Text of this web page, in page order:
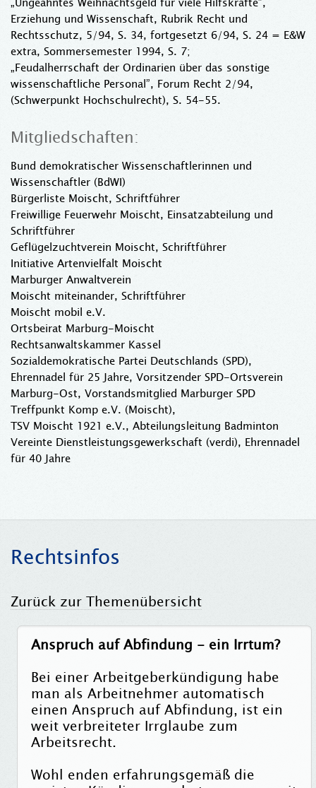
Erziehung und Wissenschaft, Rubrik Recht und
Rechtsschutz, 5/94, S. 34, fortgesetzt 6/94, S. 24 = E&W
extra, Sommersemester 1994, S. 7;
„Feudalherrschaft der Ordinarien über das sonstige
wissenschaftliche Personal”, Forum Recht 2/94,
(Schwerpunkt Hochschulrecht), S. 54-55.
Mitgliedschaften:
Bund demokratischer Wissenschaftlerinnen und
Wissenschaftler (BdWI)
Bürgerliste Moischt, Schriftführer
Freiwillige Feuerwehr Moischt, Einsatzabteilung und
Schriftführer
Geflügelzuchtverein Moischt, Schriftführer
Initiative Artenvielfalt Moischt
Marburger Anwaltverein
Moischt miteinander, Schriftführer
Moischt mobil e.V.
Ortsbeirat Marburg-Moischt
Rechtsanwaltskammer Kassel
Sozialdemokratische Partei Deutschlands (SPD),
Ehrennadel für 25 Jahre, Vorsitzender SPD-Ortsverein
Marburg-Ost, Vorstandsmitglied Marburger SPD
Treffpunkt Komp e.V. (Moischt),
TSV Moischt 1921 e.V., Abteilungsleitung Badminton
Vereinte Dienstleistungsgewerkschaft (verdi), Ehrennadel
für 40 Jahre
Rechtsinfos
Zurück zur Themenübersicht
Anspruch auf Abfindung - ein Irrtum?
Bei einer Arbeitgeberkündigung habe
man als Arbeitnehmer automatisch
einen Anspruch auf Abfindung, ist ein
weit verbreiteter Irrglaube zum
Arbeitsrecht.
Wohl enden erfahrungsgemäß die